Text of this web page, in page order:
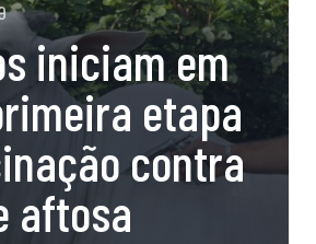
iniciam em
etapa
contra
aftosa